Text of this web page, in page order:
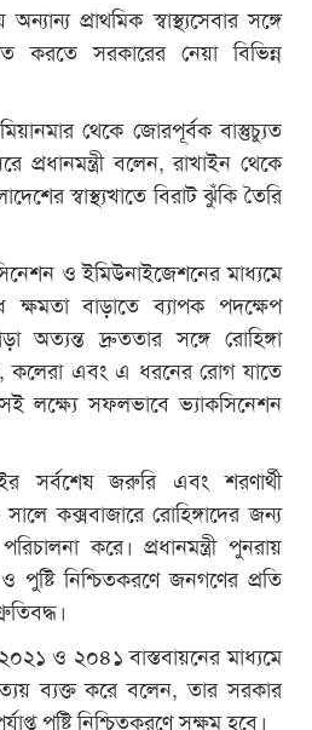
প্রাথমিক স্বাস্থ্যসেবার সঙ্গে
করতে সরকারের নেয়া বিভিন্ন
থেকে জোরপূর্বক বাস্তুচ্যুত
প্রধানমন্ত্রী বলেন, রাখাইন থেকে
স্বাস্থ্যখাতে বিরাট ঝুঁকি তৈরি
ও ইমিউনাইজেশনের মাধ্যমে
ক্ষমতা বাড়াতে ব্যাপক পদক্ষেপ
অত্যন্ত দ্রুততার সঙ্গে রোহিঙ্গা
কলেরা এবং এ ধরনের রোগ যাতে
লক্ষ্যে সফলভাবে ভ্যাকসিনেশন
সর্বশেষ জরুরি এবং শরণার্থী
কক্সবাজারে রোহিঙ্গাদের জন্য
করে। প্রধানমন্ত্রী পুনরায়
পুষ্টি নিশ্চিতকরণে জনগণের প্রতি
ও ২০৪১ বাস্তবায়নের মাধ্যমে
ব্যক্ত করে বলেন, তার সরকার
পুষ্টি নিশ্চিতকরণে সক্ষম হবে।